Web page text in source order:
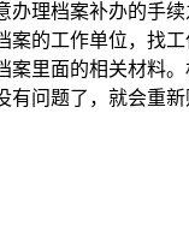
办理档案补办的手
案的工作单位，找工
案里面的相关材料
有问题了，就会重